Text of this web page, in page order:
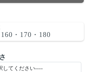
・170・180